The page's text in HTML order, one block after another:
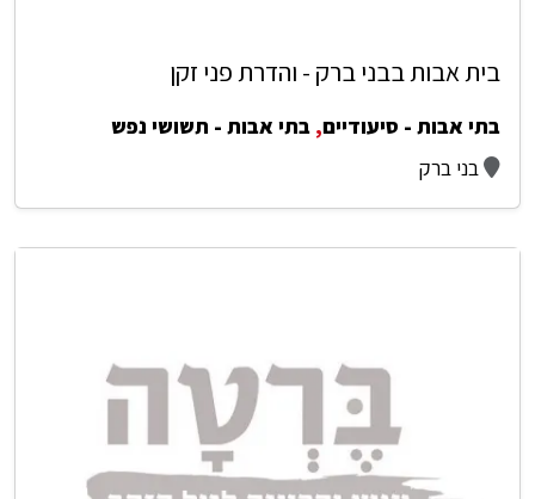
בית אבות בבני ברק - והדרת פני זקן
בתי אבות - סיעודיים, בתי אבות - תשושי נפש
בני ברק